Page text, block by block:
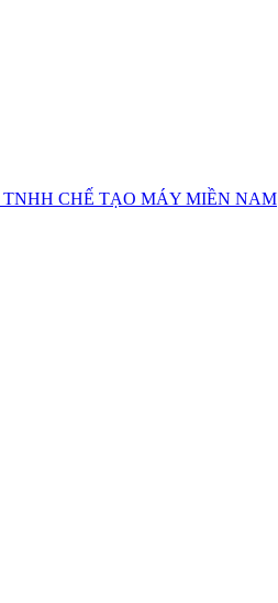
TNHH CHẾ TẠO MÁY MIỀN NAM